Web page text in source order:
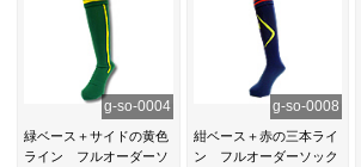
g-so-0004
緑ベース＋サイドの黄色
ライン フルオーダーソ
g-so-0008
紺ベース＋赤の三本ライ
ン フルオーダーソック